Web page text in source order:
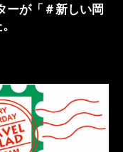
ーが「＃新しい岡